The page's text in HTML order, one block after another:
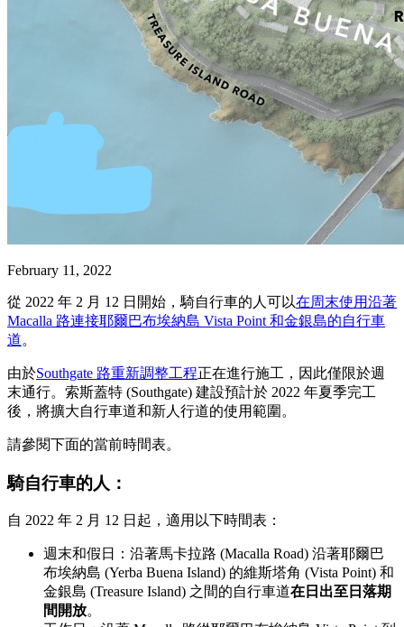
February 11, 2022
從 2022 年 2 月 12 日開始，騎自行車的人可以在周末使用沿著
Macalla 路連接耶爾巴布埃納島 Vista Point 和金銀島的自行車
道。
由於Southgate 路重新調整工程正在進行施工，因此僅限於週
末通行。索斯蓋特 (Southgate) 建設預計於 2022 年夏季完工
後，將擴大自行車道和新人行道的使用範圍。
請參閱下面的當前時間表。
騎自行車的人：
自 2022 年 2 月 12 日起，適用以下時間表：
週末和假日：沿著馬卡拉路 (Macalla Road) 沿著耶爾巴
布埃納島 (Yerba Buena Island) 的維斯塔角 (Vista Point) 和
金銀島 (Treasure Island) 之間的自行車道在日出至日落期
間開放。